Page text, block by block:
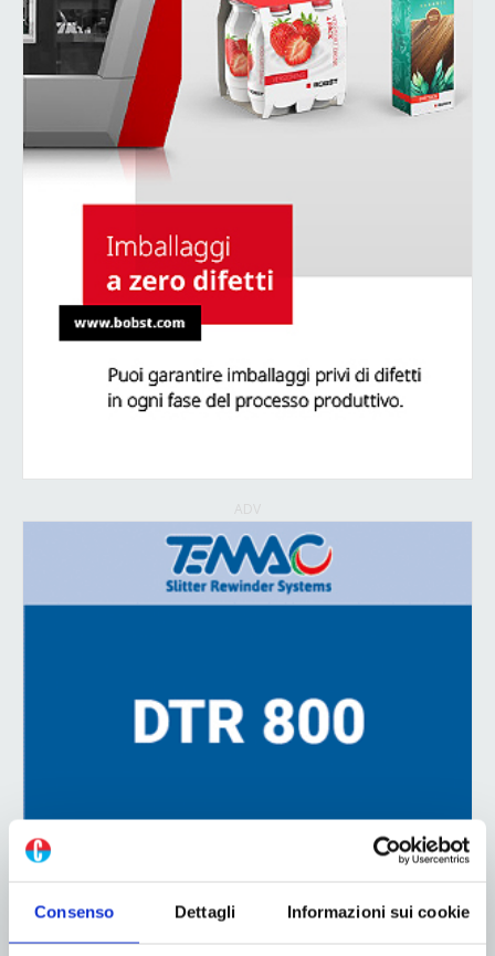
Consenso Dettagli Informazioni sui cookie